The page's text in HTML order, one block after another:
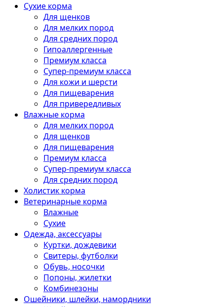
Сухие корма
Для щенков
Для мелких пород
Для средних пород
Гипоаллергенные
Премиум класса
Супер-премиум класса
Для кожи и шерсти
Для пищеварения
Для привередливых
Влажные корма
Для мелких пород
Для щенков
Для пищеварения
Премиум класса
Супер-премиум класса
Для средних пород
Холистик корма
Ветеринарные корма
Влажные
Сухие
Одежда, аксессуары
Куртки, дождевики
Свитеры, футболки
Обувь, носочки
Попоны, жилетки
Комбинезоны
Ошейники, шлейки, намордники